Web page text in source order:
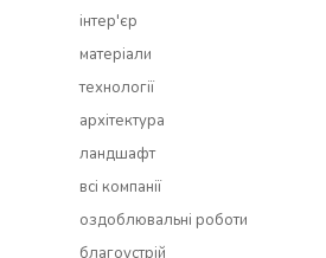
інтер'єр
матеріали
технології
архітектура
ландшафт
всi компанії
оздоблювальні роботи
благоустрій